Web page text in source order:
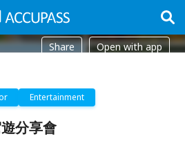
Share Open with app
Entertainment
分享會